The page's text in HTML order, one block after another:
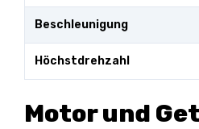
Beschleunigung
Höchstdrehzahl
Motor und